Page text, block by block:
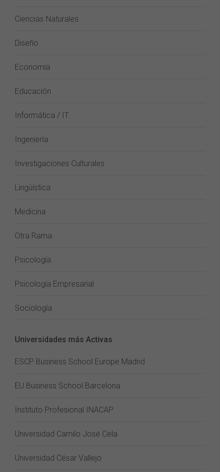
Ciencias Naturales
Diseño
Economía
Educación
Informática / IT
Ingeniería
Investigaciones Culturales
Lingüística
Medicina
Otra Rama
Psicología
Psicología Empresarial
Sociología
Universidades más Activas
ESCP Business School Europe Madrid
EU Business School Barcelona
Instituto Profesional INACAP
Universidad Camilo José Cela
Universidad César Vallejo